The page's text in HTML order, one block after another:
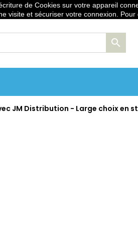
de Cookies sur votre appareil
visite et sécuriser votre connexion.

JM Distribution - Large choix en